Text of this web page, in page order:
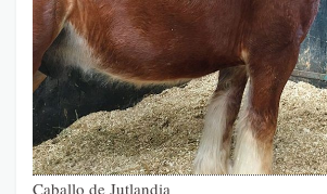
Caballo de Jutlandia